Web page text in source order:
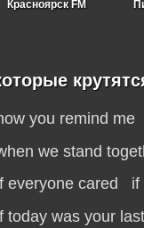
Красноярск FM
if